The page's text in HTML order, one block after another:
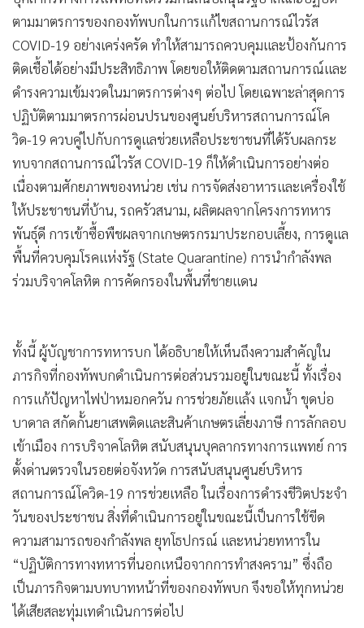
ตามมาตรการของกองทัพบกในการแก้ไขสถานการณ์ไวรัส
COVID-19 อย่างเคร่งครัด ทำให้สามารถควบคุมและป้องกันการ
ติดเชื้อได้อย่างมีประสิทธิภาพ โดยขอให้ติดตามสถานการณ์และ
ดำรงความเข้มงวดในมาตรการต่างๆ ต่อไป โดยเฉพาะล่าสุดการ
ปฏิบัติตามมาตรการผ่อนปรนของศูนย์บริหารสถานการณ์โค
วิด-19 ควบคู่ไปกับการดูแลช่วยเหลือประชาชนที่ได้รับผลกระ
ทบจากสถานการณ์ไวรัส COVID-19 ก็ให้ดำเนินการอย่างต่อ
เนื่องตามศักยภาพของหน่วย เช่น การจัดส่งอาหารและเครื่องใช้
ให้ประชาชนที่บ้าน, รถครัวสนาม, ผลิตผลจากโครงการทหาร
พันธุ์ดี การเข้าซื้อพืชผลจากเกษตรกรมาประกอบเลี้ยง, การดูแล
พื้นที่ควบคุมโรคแห่งรัฐ (State Quarantine) การนำกำลังพล
ร่วมบริจาคโลหิต การคัดกรองในพื้นที่ชายแดน
ทั้งนี้ ผู้บัญชาการทหารบก ได้อธิบายให้เห็นถึงความสำคัญใน
ภารกิจที่กองทัพบกดำเนินการต่อส่วนรวมอยู่ในขณะนี้ ทั้งเรื่อง
การแก้ปัญหาไฟป่าหมอกควัน การช่วยภัยแล้ง แจกน้ำ ขุดบ่อ
บาดาล สกัดกั้นยาเสพติดและสินค้าเกษตรเลี่ยงภาษี การลักลอบ
เข้าเมือง การบริจาคโลหิต สนับสนุนบุคลากรทางการแพทย์ การ
ตั้งด่านตรวจในรอยต่อจังหวัด การสนับสนุนศูนย์บริหาร
สถานการณ์โควิด-19 การช่วยเหลือ ในเรื่องการดำรงชีวิตประจำ
วันของประชาชน สิ่งที่ดำเนินการอยู่ในขณะนี้เป็นการใช้ขีด
ความสามารถของกำลังพล ยุทโธปกรณ์ และหน่วยทหารใน
“ปฏิบัติการทางทหารที่นอกเหนือจากการทําสงคราม” ซึ่งถือ
เป็นภารกิจตามบทบาทหน้าที่ของกองทัพบก จึงขอให้ทุกหน่วย
ได้เสียสละทุ่มเทดำเนินการต่อไป